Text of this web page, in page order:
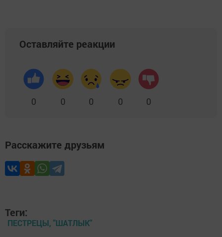
Оставляйте реакции
0 0 0 0 0
Расскажите друзьям
Теги:
ПЕСТРЕЦЫ, "ШАТЛЫК"